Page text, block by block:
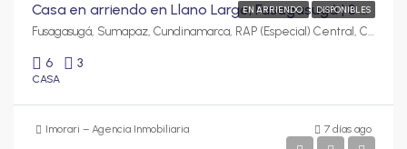
EN ARRIENDO DISPONIBLES
Casa en arriendo en Llano Largo, Fusagasugá | 3 pisos y amplios espacios
Fusagasugá, Sumapaz, Cundinamarca, RAP (Especial) Central, Colombia
6 3
CASA
Imorari – Agencia Inmobiliaria 7 días ago